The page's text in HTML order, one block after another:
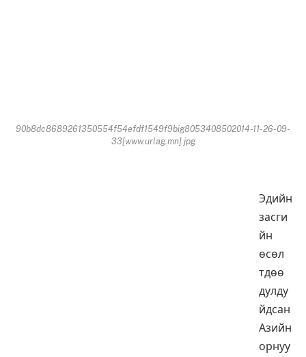
90b8dc8689261350554f54efdf1549f9big8053408502014-11-26-09-
33[www.urlag.mn].jpg
Эдийн
засги
йн
өсөл
т­дөө
дулду
йдсан
Азийн
орнуу